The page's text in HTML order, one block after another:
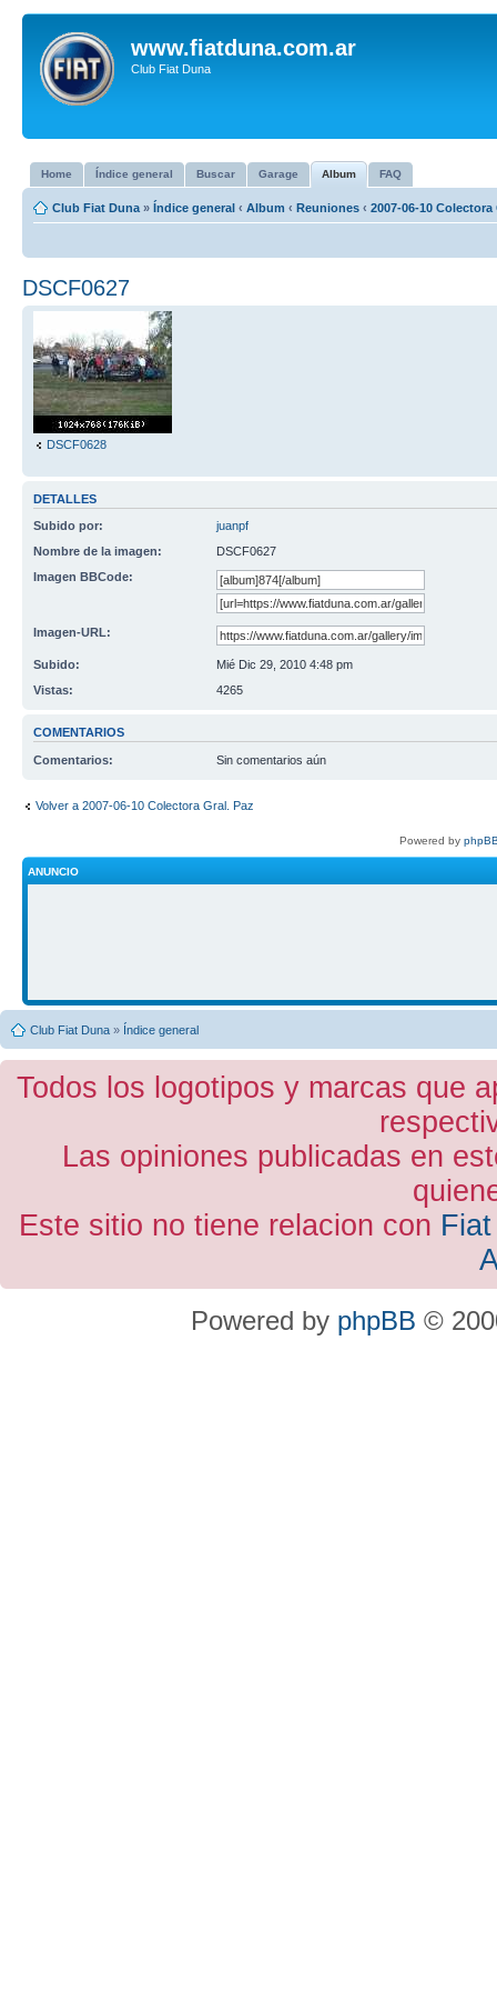
www.fiatduna.com.ar
Club Fiat Duna
Home Índice general Buscar Garage Album FAQ
Club Fiat Duna » Índice general ‹ Album ‹ Reuniones ‹ 2007-06-10 Colectora
DSCF0627
DSCF0628
DETALLES
Subido por:
juanpf
Nombre de la imagen:
DSCF0627
Imagen BBCode:
Imagen-URL:
Subido:
Mié Dic 29, 2010 4:48 pm
Vistas:
4265
COMENTARIOS
Comentarios: Sin comentarios aún
Volver a 2007-06-10 Colectora Gral. Paz
Powered by
ANUNCIO
Club Fiat Duna » Índice general
Todos los logotipos y marcas que
Las opiniones publicadas en
Este sitio no tiene relacion con
Powered by phpBB ©